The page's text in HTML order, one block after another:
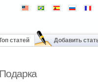
статей Добавить